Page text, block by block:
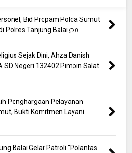
Bid Propam Polda Sumut
Polres Tanjung Balai
0
Sejak Dini, Ahza Danish
SD Negeri 132402 Pimpin Salat
Penghargaan Pelayanan
Bukti Komitmen Layani
Balai Gelar Patroli "Polantas